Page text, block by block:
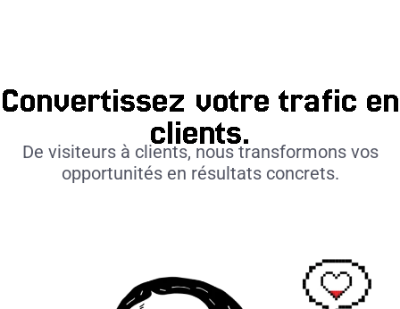
Convertissez votre trafic en
clients.
De visiteurs à clients, nous transformons vos
opportunités en résultats concrets.